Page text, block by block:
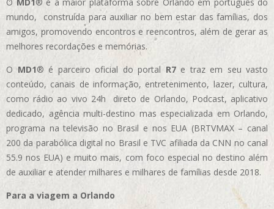
mundo, construída para auxiliar no bem estar das famílias, dos
amigos, promovendo encontros e reencontros, além de gerar as
melhores recordações e memórias.
OMD1® é parceiro oficial do portal R7e traz em seu vasto
conteúdo, canais de informação, entretenimento, lazer, cultura,
como rádio ao vivo 24h direto de Orlando, Podcast, aplicativo
dedicado, agência multi-destino mas especializada em Orlando,
programa na televisão no Brasil e nos EUA (BRTVMAX – canal
200 da parabólica digital no Brasil e TVC afiliada da CNN no canal
55.9 nos EUA) e muito mais, com foco especial no destino além
de auxiliar e atender milhares e milhares de famílias desde 2018.
Para a viagem a Orlando